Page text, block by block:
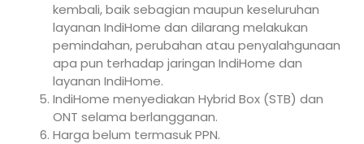
kembali, baik sebagian maupun keseluruhan
layanan IndiHome dan dilarang melakukan
pemindahan, perubahan atau penyalahgunaan
apa pun terhadap jaringan IndiHome dan
layanan IndiHome.
IndiHome menyediakan Hybrid Box (STB) dan
ONT selama berlangganan.
Harga belum termasuk PPN.